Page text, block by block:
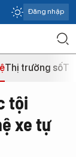
Đăng nhập
Thị trường số
tội
xe tự